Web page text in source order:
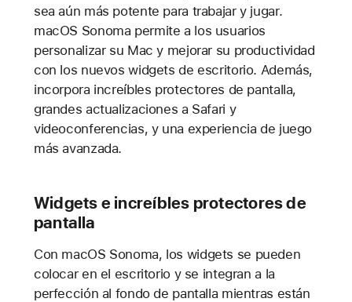
sea aún más potente para trabajar y jugar.
macOS Sonoma permite a los usuarios
personalizar su Mac y mejorar su productividad
con los nuevos widgets de escritorio. Además,
incorpora increíbles protectores de pantalla,
grandes actualizaciones a Safari y
videoconferencias, y una experiencia de juego
más avanzada.
Widgets e increíbles protectores de
pantalla
Con macOS Sonoma, los widgets se pueden
colocar en el escritorio y se integran a la
perfección al fondo de pantalla mientras están